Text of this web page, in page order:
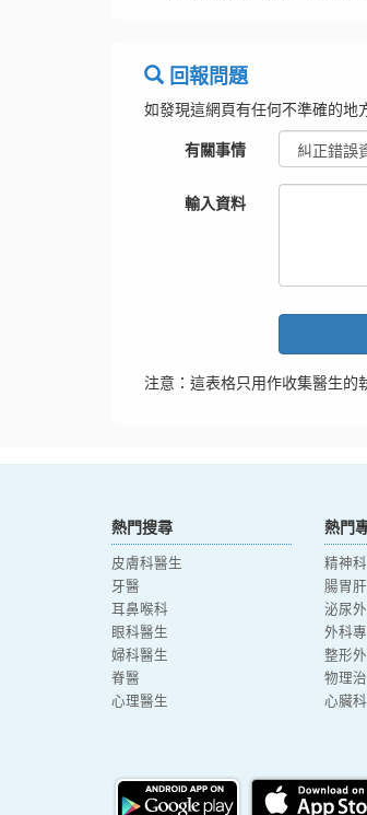
回報問題
如發現這網頁有任何不準確的地
有關事情
輸入資料
注意：這表格只用作收集醫生的
熱門搜尋
皮膚科醫生
牙醫
耳鼻喉科
眼科醫生
婦科醫生
脊醫
心理醫生
熱門
精神
腸胃
泌尿
外科
整形
物理
心臟